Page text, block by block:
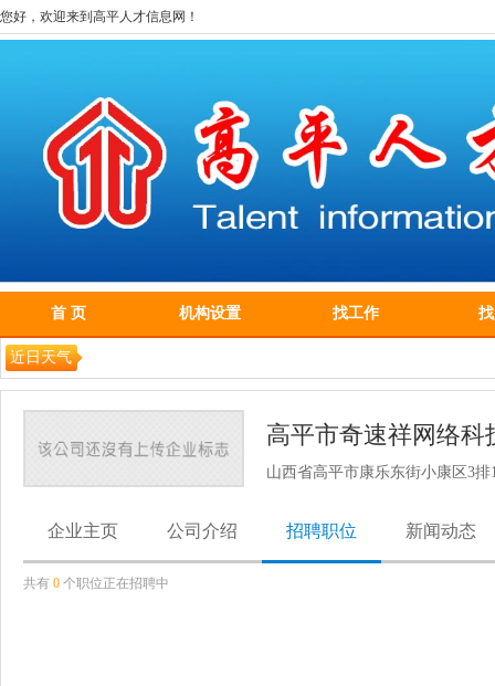
您好，欢迎来到高平人才信息网！
首 页 机构设置 找工作
近日天气
高平市奇速祥网络
山西省高平市康乐东街小康区3排
企业主页 公司介绍 招聘职位 新闻动态
共有 0 个职位正在招聘中